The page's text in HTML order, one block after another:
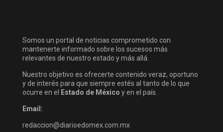
Somos un portal de noticias comprometido con
mantenerte informado sobre los sucesos más
relevantes de nuestro estado y más allá.
Nuestro objetivo es ofrecerte contenido veraz, oportuno
y de interés para que siempre estés al tanto de lo que
ocurre en el
Estado de México y en el país.
Email:
redaccion@diarioedomex.com.mx